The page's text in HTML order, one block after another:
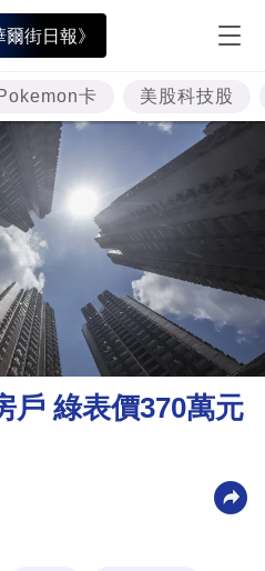
街日報》
卡 美股科技股
戶 綠表價370萬元